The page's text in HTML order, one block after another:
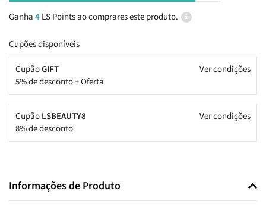
Ganha4LS Points ao comprares este produto.
Cupões disponíveis
CupãoGIFT
5% de desconto + Oferta
Ver condições
CupãoLSBEAUTY8
8% de desconto
Ver condições
Informações de Produto